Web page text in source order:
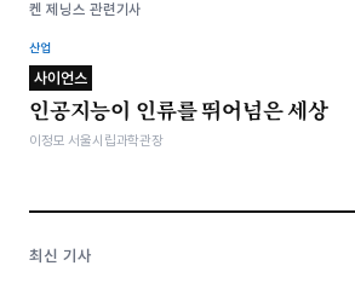
켄 제닝스 관련기사
산업
사이언스
인공지능이 인류를 뛰어넘은 세상
이정모 서울시립과학관장
최신 기사